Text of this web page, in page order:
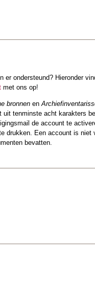
er ondersteund? Hieronder
met ons op!
bronnen en
tenminste acht karakters
de account te
drukken. Een account is niet
bevatten.